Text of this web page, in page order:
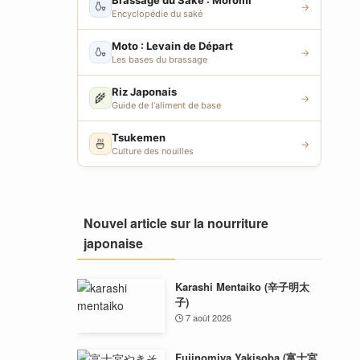
🍶
Encyclopédie du saké
→
🍶 Moto : Levain de Départ
Les bases du brassage
→
🌾 Riz Japonais
Guide de l'aliment de base
→
🍜 Tsukemen
Culture des nouilles
→
Nouvel article sur la nourriture
japonaise
Karashi Mentaiko (辛子明太
子)
7 août 2026